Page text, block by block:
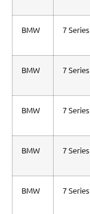
BMW 7 Series
BMW 7 Series
BMW 7 Series
BMW 7 Series
BMW 7 Series